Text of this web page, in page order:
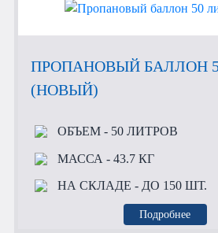
ПРОПАНОВЫЙ БАЛЛОН
(НОВЫЙ)
ОБЪЕМ- 50 ЛИТРОВ
МАССА - 43.7 КГ
НА СКЛАДЕ - ДО 150 ШТ.
Подробнее